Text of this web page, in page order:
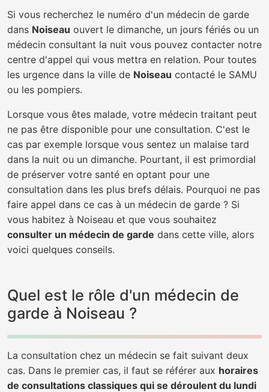
Si vous recherchez le numéro d'un médecin de garde
dans Noiseau ouvert le dimanche, un jours fériés ou un
médecin consultant la nuit vous pouvez contacter notre
centre d'appel qui vous mettra en relation. Pour toutes
les urgence dans la ville de Noiseau contacté le SAMU
ou les pompiers.
Lorsque vous êtes malade, votre médecin traitant peut
ne pas être disponible pour une consultation. C'est le
cas par exemple lorsque vous sentez un malaise tard
dans la nuit ou un dimanche. Pourtant, il est primordial
de préserver votre santé en optant pour une
consultation dans les plus brefs délais. Pourquoi ne pas
faire appel dans ce cas à un médecin de garde ? Si
vous habitez à Noiseau et que vous souhaitez
consulter un médecin de garde dans cette ville, alors
voici quelques conseils.
Quel est le rôle d'un médecin de
garde à Noiseau ?
La consultation chez un médecin se fait suivant deux
cas. Dans le premier cas, il faut se référer aux horaires
de consultations classiques qui se déroulent du lundi